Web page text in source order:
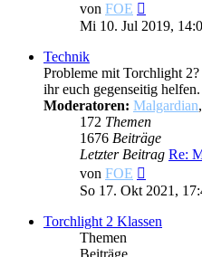
von FOE
Beitrag
Mi 10. Jul 2019,
Technik
Probleme mit Torchlight
ihr euch gegenseitig helfen.
Moderatoren: Malgardian,
172 Themen
1676 Beiträge
Letzter Beitrag Re:
von FOE
Beitrag
So 17. Okt 2021,
Torchlight 2 Klassen
Themen